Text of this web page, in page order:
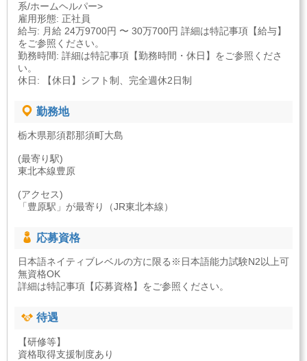
系/ホームヘルパー>
雇用形態: 正社員
給与: 月給 24万9700円 〜 30万700円 詳細は特記事項【給与】
をご参照ください。
勤務時間: 詳細は特記事項【勤務時間・休日】をご参照くださ
い。
休日: 【休日】シフト制、完全週休2日制
勤務地
栃木県那須郡那須町大島
(最寄り駅)
東北本線豊原
(アクセス)
「豊原駅」が最寄り（JR東北本線）
応募資格
日本語ネイティブレベルの方に限る※日本語能力試験N2以上可
無資格OK
詳細は特記事項【応募資格】をご参照ください。
待遇
【研修等】
資格取得支援制度あり